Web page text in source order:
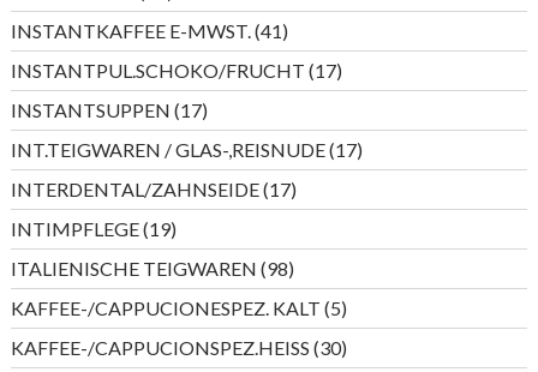
Produkte
INSTANTKAFFEE E-MWST. 4141
Produkte
INSTANTPUL.SCHOKO/FRUCHT 1717
Produkte
INSTANTSUPPEN 1717
Produkte
INT.TEIGWAREN / GLAS-,REISNUDE 1717
Produkte
INTERDENTAL/ZAHNSEIDE 1717
Produkte
INTIMPFLEGE 1919
Produkte
ITALIENISCHE TEIGWAREN 9898
Produkte
KAFFEE-/CAPPUCIONESPEZ. KALT 55
Produkte
KAFFEE-/CAPPUCIONSPEZ.HEISS 3030